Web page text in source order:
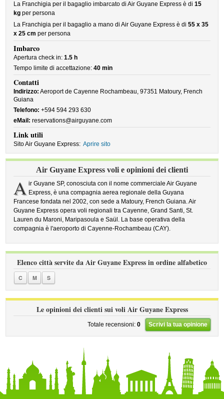
La Franchigia per il bagaglio imbarcato di Air Guyane Express è di15
kg per persona
La Franchigia per il bagaglio a mano di Air Guyane Express è di55 x 35
x 25 cm per persona
Imbarco
Apertura check in:1.5 h
Tempo limite di accettazione:40 min
Contatti
Indirizzo: Aeroport de Cayenne Rochambeau, 97351 Matoury, French
Guiana
Telefono: +594 594 293 630
eMail: reservations@airguyane.com
Link utili
Sito Air Guyane Express: Aprire sito
Air Guyane Express voli e opinioni dei clienti
A ir Guyane SP, conosciuta con il nome commerciale Air Guyane
Express, è una compagnia aerea regionale della Guyana
Francese fondata nel 2002, con sede a Matoury, French Guiana. Air
Guyane Express opera voli regionali tra Cayenne, Grand Santi, St.
Lauren du Maroni, Maripasoula e Saül. La base operativa della
compagnia è l'aeroporto di Cayenne-Rochambeau (CAY).
Elenco città servite da Air Guyane Express in ordine alfabetico
C M S
Le opinioni dei clienti sui voli Air Guyane Express
Totale recensioni: 0 Scrivi la tua opinione